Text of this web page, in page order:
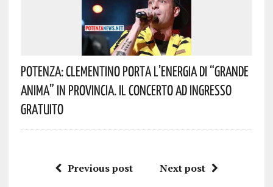
Potenza: Clementino Porta L’energia Di “Grande
Anima” In Provincia. Il Concerto Ad Ingresso
Gratuito
Previous post Next post